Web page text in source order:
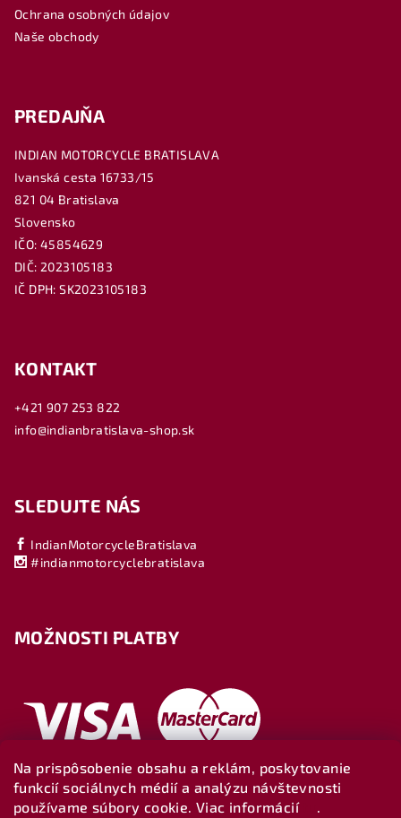
Na prispôsobenie obsahu a reklám, poskytovanie
funkcií sociálnych médií a analýzu návštevnosti
používame súbory cookie. Viac informácií
.
Ochrana osobných údajov
Naše obchody
PREDAJŇA
INDIAN MOTORCYCLE BRATISLAVA
Ivanská cesta 16733/15
821 04 Bratislava
Slovensko
IČO: 45854629
DIČ: 2023105183
IČ DPH: SK2023105183
KONTAKT
+421 907 253 822
info@indianbratislava-shop.sk
SLEDUJTE NÁS
IndianMotorcycleBratislava
#indianmotorcyclebratislava
MOŽNOSTI PLATBY